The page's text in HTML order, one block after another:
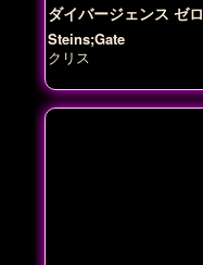
ダイバージェンス ゼロ
Steins;Gate
クリス